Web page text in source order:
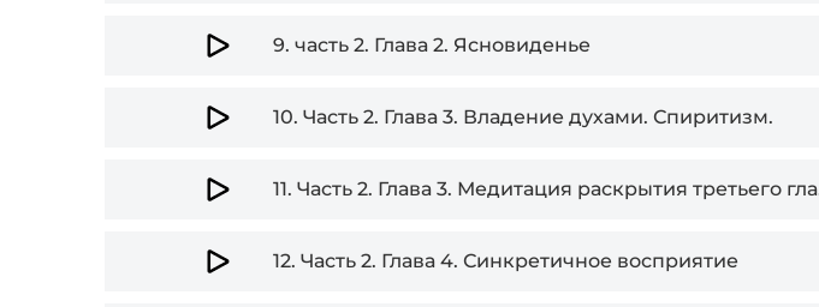
9. часть 2. Глава 2. Ясновиденье
10. Часть 2. Глава 3. Владение духами. Спиритизм.
11. Часть 2. Глава 3. Медитация раскрытия третьего глаза
12. Часть 2. Глава 4. Синкретичное восприятие